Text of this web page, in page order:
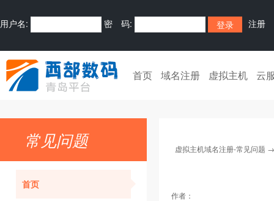
用户名: 密 码: 注册
首页 域名注册 虚拟主机 云
常见问题
首页
虚拟主机域名注册-常见问题
作者：